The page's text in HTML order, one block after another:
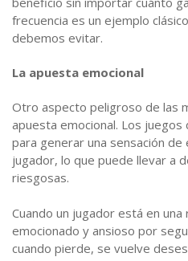
frecuencia es un ejemplo
debemos evitar.
La apuesta emocional
Otro aspecto peligroso de las
apuesta emocional. Los
para generar una sensación de
jugador, lo que puede llevar a
riesgosas.
Cuando un jugador está en
emocionado y ansioso por
cuando pierde, se vuelve